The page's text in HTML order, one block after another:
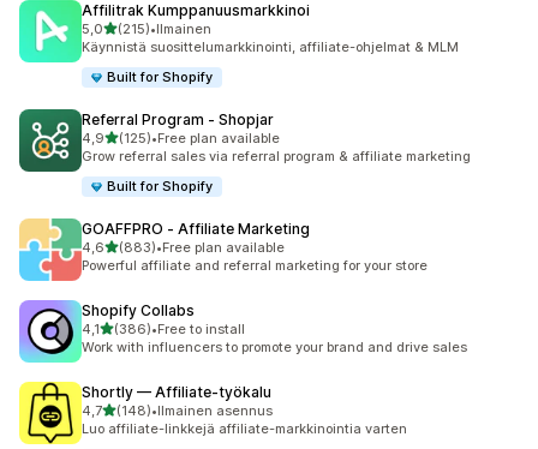
Affilitrak Kumppanuusmarkkinoi
5,0/ 5 tähteä
(215)
215 arvostelua yhteensä
•Ilmainen
Käynnistä suosittelumarkkinointi, affiliate-ohjelmat & MLM
Built for Shopify
Referral Program ‑ Shopjar
4,9/ 5 tähteä
(125)
125 arvostelua yhteensä
•Free plan available
Grow referral sales via referral program & affiliate marketing
Built for Shopify
GOAFFPRO ‑ Affiliate Marketing
4,6/ 5 tähteä
(883)
883 arvostelua yhteensä
•Free plan available
Powerful affiliate and referral marketing for your store
Shopify Collabs
4,1/ 5 tähteä
(386)
386 arvostelua yhteensä
•Free to install
Work with influencers to promote your brand and drive sales
Shortly — Affiliate‑työkalu
4,7/ 5 tähteä
(148)
148 arvostelua yhteensä
•Ilmainen asennus
Luo affiliate-linkkejä affiliate-markkinointia varten